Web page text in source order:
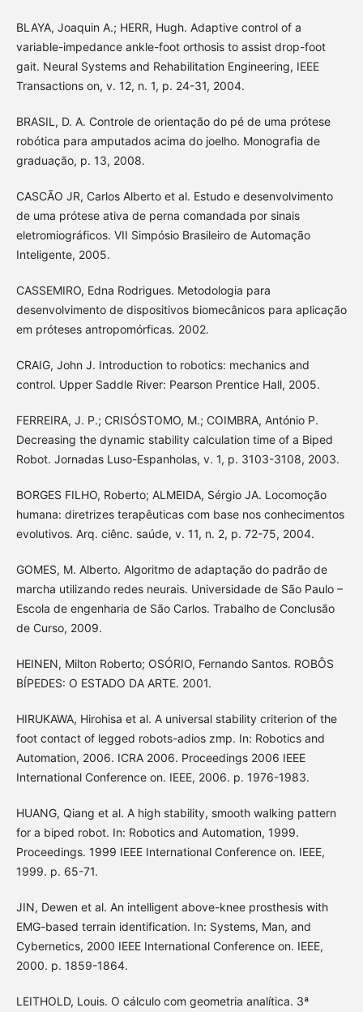
BLAYA, Joaquin A.; HERR, Hugh. Adaptive control of a
variable-impedance ankle-foot orthosis to assist drop-foot
gait. Neural Systems and Rehabilitation Engineering, IEEE
Transactions on, v. 12, n. 1, p. 24-31, 2004.
BRASIL, D. A. Controle de orientação do pé de uma prótese
robótica para amputados acima do joelho. Monografia de
graduação, p. 13, 2008.
CASCÃO JR, Carlos Alberto et al. Estudo e desenvolvimento
de uma prótese ativa de perna comandada por sinais
eletromiográficos. VII Simpósio Brasileiro de Automação
Inteligente, 2005.
CASSEMIRO, Edna Rodrigues. Metodologia para
desenvolvimento de dispositivos biomecânicos para aplicação
em próteses antropomórficas. 2002.
CRAIG, John J. Introduction to robotics: mechanics and
control. Upper Saddle River: Pearson Prentice Hall, 2005.
FERREIRA, J. P.; CRISÓSTOMO, M.; COIMBRA, António P.
Decreasing the dynamic stability calculation time of a Biped
Robot. Jornadas Luso-Espanholas, v. 1, p. 3103-3108, 2003.
BORGES FILHO, Roberto; ALMEIDA, Sérgio JA. Locomoção
humana: diretrizes terapêuticas com base nos conhecimentos
evolutivos. Arq. ciênc. saúde, v. 11, n. 2, p. 72-75, 2004.
GOMES, M. Alberto. Algoritmo de adaptação do padrão de
marcha utilizando redes neurais. Universidade de São Paulo –
Escola de engenharia de São Carlos. Trabalho de Conclusão
de Curso, 2009.
HEINEN, Milton Roberto; OSÓRIO, Fernando Santos. ROBÔS
BÍPEDES: O ESTADO DA ARTE. 2001.
HIRUKAWA, Hirohisa et al. A universal stability criterion of the
foot contact of legged robots-adios zmp. In: Robotics and
Automation, 2006. ICRA 2006. Proceedings 2006 IEEE
International Conference on. IEEE, 2006. p. 1976-1983.
HUANG, Qiang et al. A high stability, smooth walking pattern
for a biped robot. In: Robotics and Automation, 1999.
Proceedings. 1999 IEEE International Conference on. IEEE,
1999. p. 65-71.
JIN, Dewen et al. An intelligent above-knee prosthesis with
EMG-based terrain identification. In: Systems, Man, and
Cybernetics, 2000 IEEE International Conference on. IEEE,
2000. p. 1859-1864.
LEITHOLD, Louis. O cálculo com geometria analítica. 3ª